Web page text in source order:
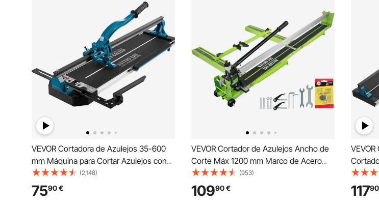
VEVOR Cortadora de Azulejos 35-600
mm Máquina para Cortar Azulejos con
Láser Cortador de Azulejos Manual
Cortadora de Cerámica con Soporte
(2,148)
7590€
VEVOR Cortador de Azulejos Ancho de
Corte Máx 1200 mm Marco de Acero
Cortadora de Piso Laminado Espesor de
Corte 6-15 mm 27 Rodamientos
Cortador Manual de Azulejos para
(953)
10990€
Corte
11790